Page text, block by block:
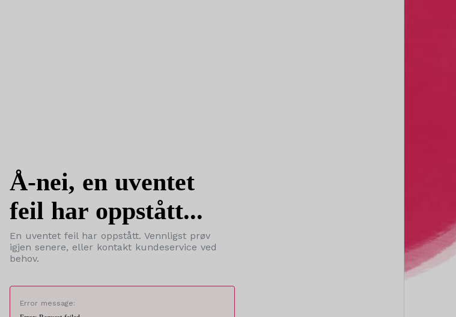
Å-nei, en uventet
feil har oppstått...
En uventet feil har oppstått. Vennligst prøv
igjen senere, eller kontakt kundeservice ved
behov.
Error message: